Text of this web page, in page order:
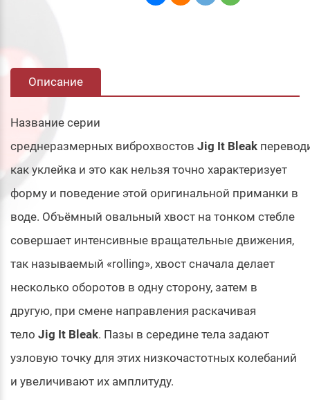
Описание
Название серии
среднеразмерных виброхвостов Jig It Bleak
как уклейка и это как нельзя точно характеризует
форму и поведение этой оригинальной приманки в
воде. Объёмный овальный хвост на тонком стебле
совершает интенсивные вращательные движения,
так называемый «rolling», хвост сначала делает
несколько оборотов в одну сторону, затем в
другую, при смене направления раскачивая
тело Jig It Bleak. Пазы в середине тела задают
узловую точку для этих низкочастотных колебаний
и увеличивают их амплитуду.